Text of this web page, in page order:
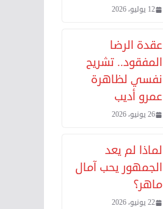
12 يوليو، 2026
عقدة الرضا
المفقود.. تشريح
نفسي لظاهرة
عمرو أديب
26 يونيو، 2026
لماذا لم يعد
الجمهور يحب آمال
ماهر؟
22 يونيو، 2026